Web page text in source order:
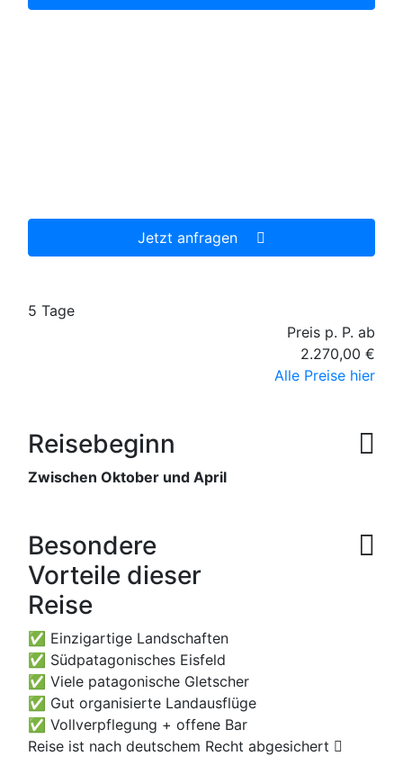
Jetzt anfragen
5 Tage
Preis p. P. ab
2.270,00 €
Alle Preise hier
Reisebeginn
Zwischen Oktober und April
Besondere
Vorteile dieser
Reise
✅ Einzigartige Landschaften
✅ Südpatagonisches Eisfeld
✅ Viele patagonische Gletscher
✅ Gut organisierte Landausflüge
✅ Vollverpflegung + offene Bar
Reise ist nach deutschem Recht abgesichert